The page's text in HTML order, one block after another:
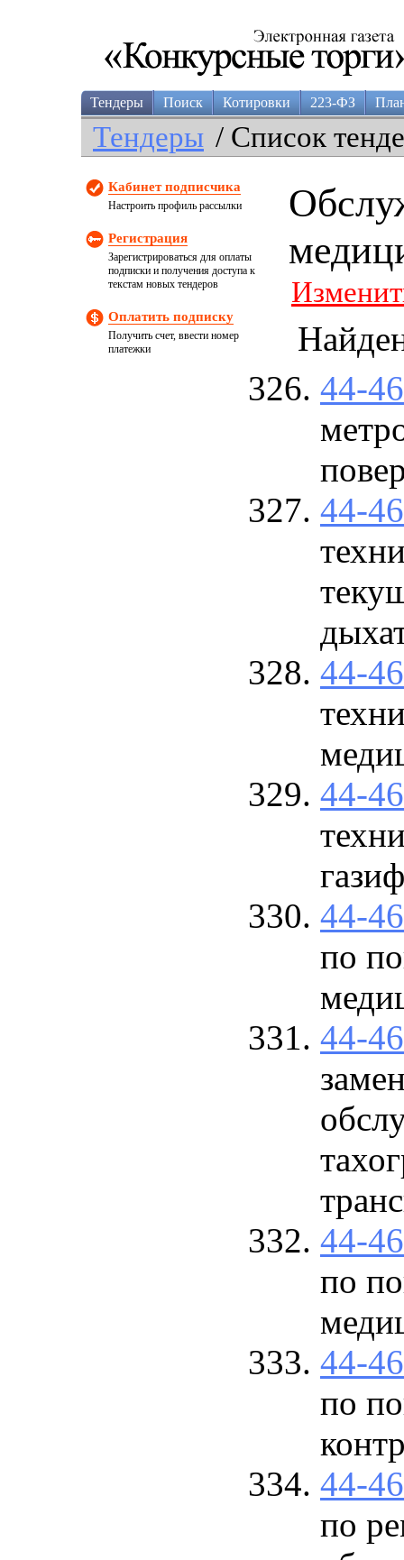
Тендеры Поиск Котировки 223-ФЗ
Тендеры / Список
Кабинет подписчика
Настроить профиль рассылки
Регистрация
Зарегистрироваться для оплаты
подписки и получения доступа к
текстам новых тендеров
Оплатить подписку
Получить счет, ввести номер
платежки
44-
44-
44-
44-
44-
по
44-
44-
по
44-
по
44-
по